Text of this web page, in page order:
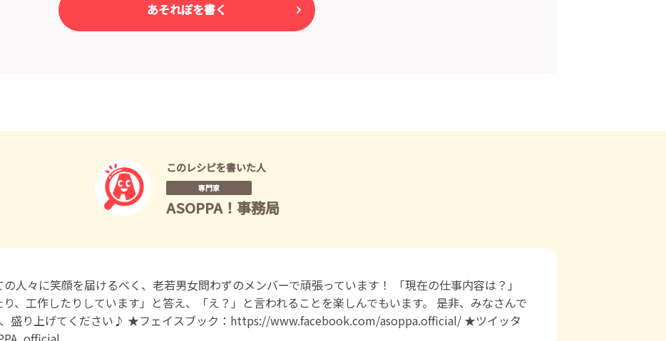
あそれぽを書く
このレシピを書いた人
専門家
ASOPPA！事務局
人々に笑顔を届けるべく、老若男女問わずのメンバーで頑張っています！ 「現在の仕事内容は？」
、工作したりしています」と答え、「え？」と言われることを楽しんでもいます。 是非、みなさんで
、盛り上げてください♪ ★フェイスブック：https://www.facebook.com/asoppa.official/ ★ツイッタ